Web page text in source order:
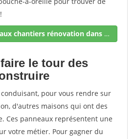
Trouver de nouveaux chantiers rénovation dans votre secteur !
le tour des
pour vous rendre sur
d'autres maisons qui ont des
Ces panneaux représentent une
votre métier. Pour gagner du